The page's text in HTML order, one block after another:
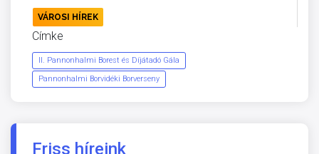
VÁROSI HÍREK
Címke
II. Pannonhalmi Borest és Díjátadó Gála
Pannonhalmi Borvidéki Borverseny
Friss híreink